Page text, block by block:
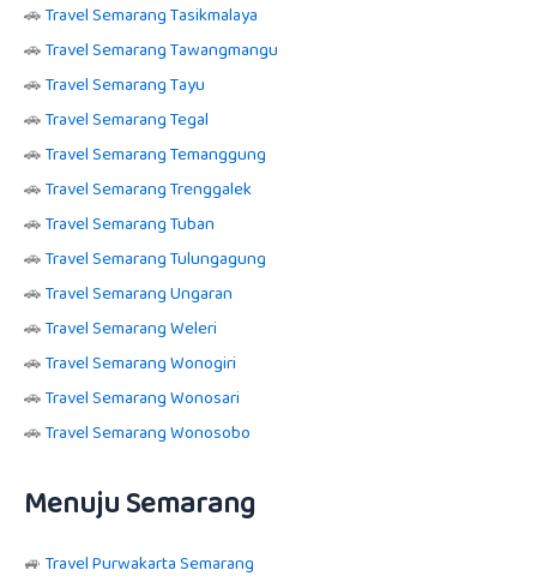
🚗Travel Semarang Tasikmalaya
🚗Travel Semarang Tawangmangu
🚗Travel Semarang Tayu
🚗Travel Semarang Tegal
🚗Travel Semarang Temanggung
🚗Travel Semarang Trenggalek
🚗Travel Semarang Tuban
🚗Travel Semarang Tulungagung
🚗Travel Semarang Ungaran
🚗Travel Semarang Weleri
🚗Travel Semarang Wonogiri
🚗Travel Semarang Wonosari
🚗Travel Semarang Wonosobo
Menuju Semarang
🚙 Travel Purwakarta Semarang